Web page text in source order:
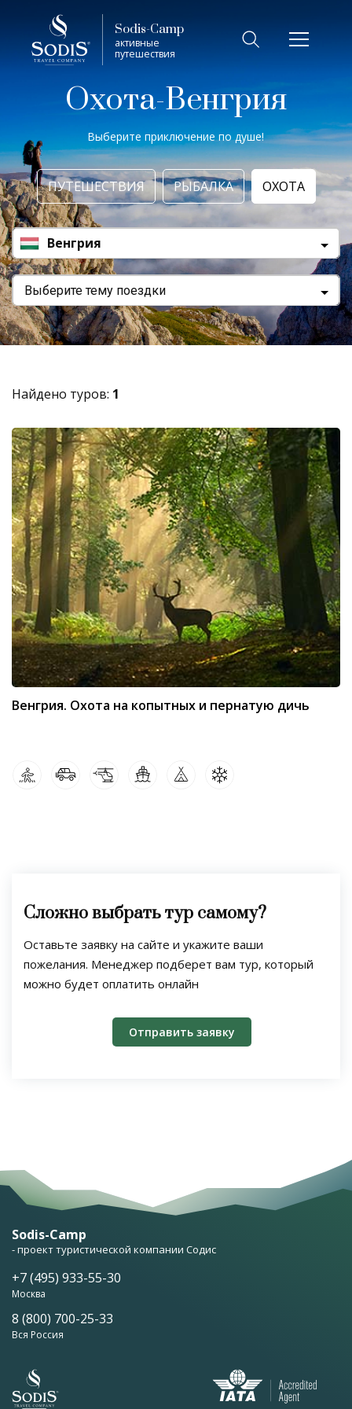
Sodis-Camp
активные
путешествия
Охота-Венгрия
Выберите приключение по душе!
ПУТЕШЕСТВИЯ РЫБАЛКА ОХОТА
Венгрия
Выберите тему поездки
Найдено туров: 1
Фильтр
Виза
7 дней
Показать
Сбросить фильтры
Венгрия. Охота на копытных и пернатую дичь
Сложно выбрать тур самому?
Оставьте заявку на сайте и укажите ваши
пожелания. Менеджер подберет вам тур, который
можно будет оплатить онлайн
Отправить заявку
Sodis-Camp
- проект туристической компании Содис
+7 (495) 933-55-30
Москва
8 (800) 700-25-33
Вся Россия